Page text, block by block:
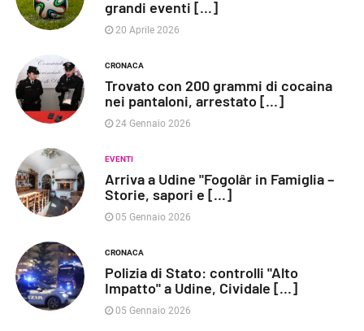
grandi eventi [...]
20 Aprile 2026
CRONACA
Trovato con 200 grammi di cocaina
nei pantaloni, arrestato [...]
24 Gennaio 2026
EVENTI
Arriva a Udine "Fogolâr in Famiglia –
Storie, sapori e [...]
05 Gennaio 2026
CRONACA
Polizia di Stato: controlli "Alto
Impatto" a Udine, Cividale [...]
05 Gennaio 2026